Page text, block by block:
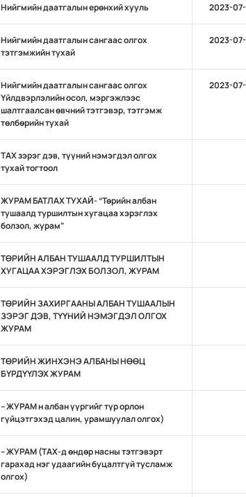
Нийгмийн даатгалын ерөнхий хууль 2023-
Нийгмийн даатгалын сангаас олгох
тэтгэмжийн тухай
2023-
Нийгмийн даатгалын сангаас олгох
Үйлдвэрлэлийн осол, мэргэжлээс
шалтгаалсан өвчний тэтгэвэр, тэтгэмж
төлбөрийн тухай
2023-
ТАХ зэрэг дэв, түүний нэмэгдэл олгох
тухай тогтоол
ЖУРАМ БАТЛАХ ТУХАЙ- “Төрийн албан
тушаалд туршилтын хугацаа хэрэглэх
болзол, журам”
ТӨРИЙН АЛБАН ТУШААЛД ТУРШИЛТЫН
ХУГАЦАА ХЭРЭГЛЭХ БОЛЗОЛ, ЖУРАМ
ТӨРИЙН ЗАХИРГААНЫ АЛБАН ТУШААЛЫН
ЗЭРЭГ ДЭВ, ТҮҮНИЙ НЭМЭГДЭЛ ОЛГОХ
ЖУРАМ
ТӨРИЙН ЖИНХЭНЭ АЛБАНЫ НӨӨЦ
БҮРДҮҮЛЭХ ЖУРАМ
– ЖУРАМ н албан үүргийг түр орлон
гүйцэтгэхэд цалин, урамшуулал олгох)
– ЖУРАМ (ТАХ-д өндөр насны тэтгэвэрт
гарахад нэг удаагийн буцалтгүй тусламж
олгох)